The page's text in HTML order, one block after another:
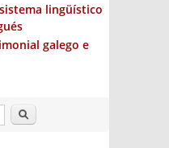
lingüístico
galego e
Buscar